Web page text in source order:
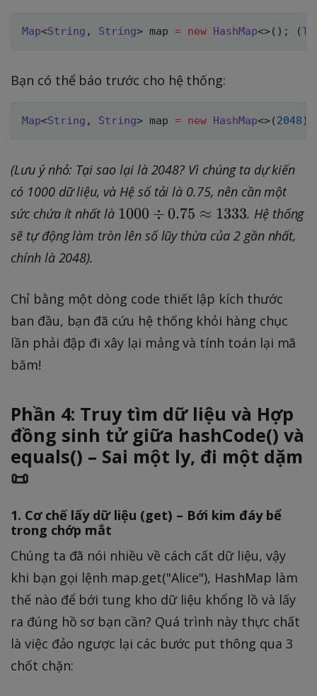
Map<String , String> map = new HashMap<>( ) ; (T
Bạn có thể báo trước cho hệ thống:
Map<String , String> map = new HashMap<>( 2048 )
(Lưu ý nhỏ: Tại sao lại là 2048? Vì chúng ta dự kiến
có 1000 dữ liệu, và Hệ số tải là 0.75, nên cần một
sức chứa ít nhất là 1
0
d
i
v
5
\
a
r
o
1
3
3
3
1000 ÷ 0.75 ≈ 1333. Hệ thống
sẽ tự động làm tròn lên số lũy thừa của 2 gần nhất,
chính là 2048).
Chỉ bằng một dòng code thiết lập kích thước
ban đầu, bạn đã cứu hệ thống khỏi hàng chục
lần phải đập đi xây lại mảng và tính toán lại mã
băm!
Phần 4: Truy tìm dữ liệu và Hợp
đồng sinh tử giữa hashCode() và
equals() – Sai một ly, đi một dặm
📜
1. Cơ chế lấy dữ liệu (get) – Bới kim đáy bể
trong chớp mắt
Chúng ta đã nói nhiều về cách cất dữ liệu, vậy
khi bạn gọi lệnh map.get("Alice"), HashMap làm
thế nào để bới tung kho dữ liệu khổng lồ và lấy
ra đúng hồ sơ bạn cần? Quá trình này thực chất
là việc đảo ngược lại các bước put thông qua 3
chốt chặn: